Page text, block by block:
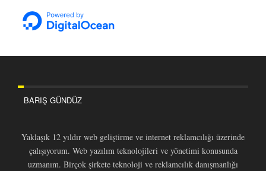
BARIŞ GÜNDÜZ
Yaklaşık 12 yıldır web geliştirme ve internet reklamcılığı üzerinde
çalışıyorum. Web yazılım teknolojileri ve yönetimi konusunda
uzmanım. Birçok şirkete teknoloji ve reklamcılık danışmanlığı